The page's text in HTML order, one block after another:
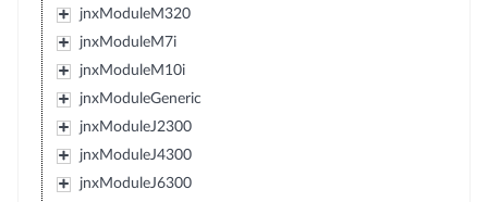
jnxModuleM320
jnxModuleM7i
jnxModuleM10i
jnxModuleGeneric
jnxModuleJ2300
jnxModuleJ4300
jnxModuleJ6300